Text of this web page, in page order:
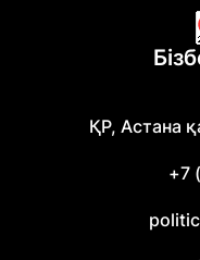
ҚР, Астана
+7